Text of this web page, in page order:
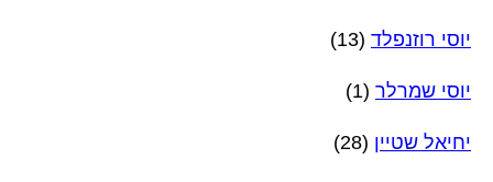
יוסי רוזנפלד (13)
יוסי שמרלר (1)
יחיאל שטיין (28)